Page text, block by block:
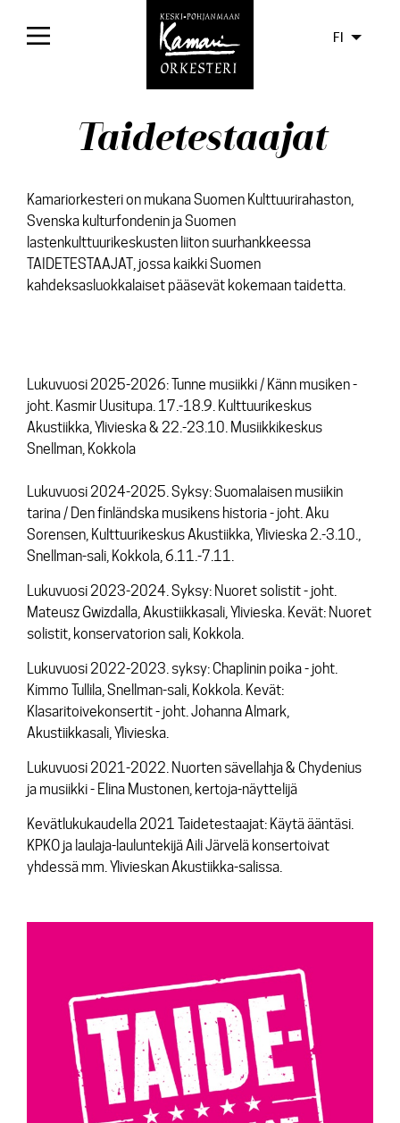
Konsertit
Yleisölle
Usein kysyttyä
Taidetestaajat
Orkesteri
Ajankohtaista
Media
Yhteys
FI
Taidetestaajat
Kamariorkesteri on mukana Suomen Kulttuurirahaston,
Svenska kulturfondenin ja Suomen
lastenkulttuurikeskusten liiton suurhankkeessa
TAIDETESTAAJAT, jossa kaikki Suomen
kahdeksasluokkalaiset pääsevät kokemaan taidetta.
Lukuvuosi 2025-2026: Tunne musiikki / Känn musiken -
joht. Kasmir Uusitupa. 17.-18.9. Kulttuurikeskus
Akustiikka, Ylivieska & 22.-23.10. Musiikkikeskus
Snellman, Kokkola
Lukuvuosi 2024-2025. Syksy: Suomalaisen musiikin
tarina / Den finländska musikens historia - joht. Aku
Sorensen, Kulttuurikeskus Akustiikka, Ylivieska 2.-3.10.,
Snellman-sali, Kokkola, 6.11.-7.11.
Lukuvuosi 2023-2024. Syksy: Nuoret solistit - joht.
Mateusz Gwizdalla, Akustiikkasali, Ylivieska. Kevät: Nuoret
solistit, konservatorion sali, Kokkola.
Lukuvuosi 2022-2023. syksy: Chaplinin poika - joht.
Kimmo Tullila, Snellman-sali, Kokkola. Kevät:
Klasaritoivekonsertit - joht. Johanna Almark,
Akustiikkasali, Ylivieska.
Lukuvuosi 2021-2022. Nuorten sävellahja & Chydenius
ja musiikki - Elina Mustonen, kertoja-näyttelijä
Kevätlukukaudella 2021 Taidetestaajat: Käytä ääntäsi.
KPKO ja laulaja-lauluntekijä Aili Järvelä konsertoivat
yhdessä mm. Ylivieskan Akustiikka-salissa.